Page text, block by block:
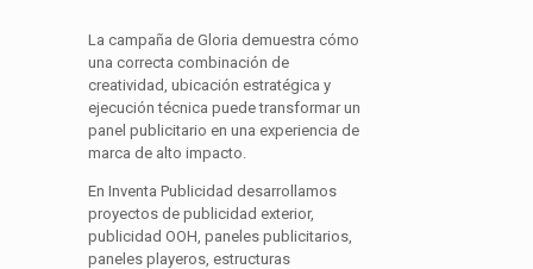
La campaña de Gloria demuestra cómo
una correcta combinación de
creatividad, ubicación estratégica y
ejecución técnica puede transformar un
panel publicitario en una experiencia de
marca de alto impacto.
En Inventa Publicidad desarrollamos
proyectos de publicidad exterior,
publicidad OOH, paneles publicitarios,
paneles playeros, estructuras